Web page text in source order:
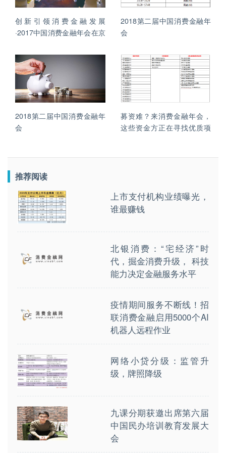
创新引领消费金融发展
·2017中国消费金融年会在京
2018第二届中国消费金融年
会
2018第二届中国消费金融年
会
募资难？来消费金融年会，
这些资金方正在寻找优质项
推荐阅读
上市支付机构业绩曝光，
谁最赚钱
北银消费：“宅经济”时
代，掘金消费升级， 科技
能力决定金融服务水平
疫情期间服务不断线！招
联消费金融启用5000个AI
机器人远程作业
网络小贷分级：监管升
级，牌照降级
九课分期获邀出席第六届
中国民办培训教育发展大
会